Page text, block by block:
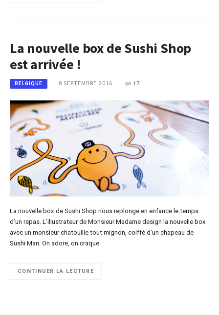
La nouvelle box de Sushi Shop
est arrivée !
BELGIQUE 8 SEPTEMBRE 2016 17
La nouvelle box de Sushi Shop nous replonge en enfance le temps
d’un repas. L’illustrateur de Monsieur Madame design la nouvelle box
avec un monsieur chatouille tout mignon, coiffé d’un chapeau de
Sushi Man. On adore, on craque.
CONTINUER LA LECTURE